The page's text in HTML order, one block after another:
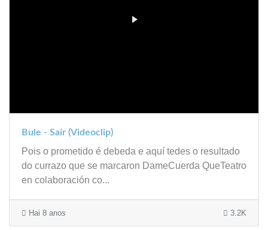
Bule - Saír (Videoclip)
Pois o prometido é debeda e aquí tedes o resultado
do currazo que se marcaron DameCuerda QueTeatro
en colaboración co...
Hai 8 anos 3.2K